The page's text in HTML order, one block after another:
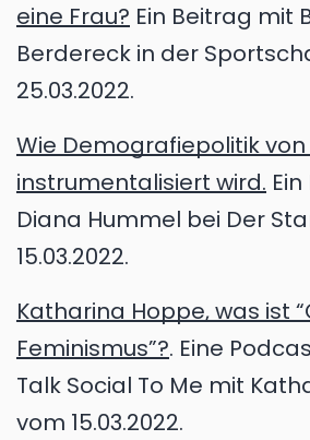
eine Frau? Ein Beitrag mit
Berdereck in der
25.03.2022.
Wie Demografiepolitik
instrumentalisiert wird.
Diana Hummel bei Der
15.03.2022.
Katharina Hoppe, was ist
Feminismus”?. Eine
Talk Social To Me mit
vom 15.03.2022.